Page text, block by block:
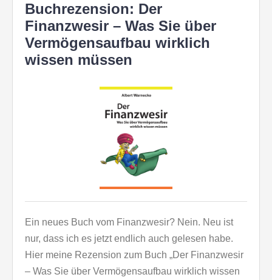
Buchrezension: Der
Finanzwesir – Was Sie über
Vermögensaufbau wirklich
wissen müssen
Ein neues Buch vom Finanzwesir? Nein. Neu ist
nur, dass ich es jetzt endlich auch gelesen habe.
Hier meine Rezension zum Buch „Der Finanzwesir
– Was Sie über Vermögensaufbau wirklich wissen